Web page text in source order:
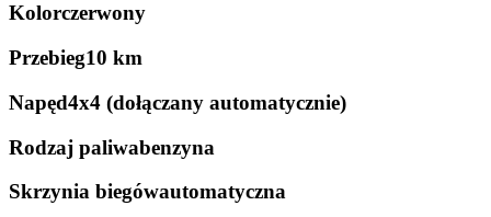
Kolorczerwony
Przebieg10 km
Napęd4x4 (dołączany automatycznie)
Rodzaj paliwabenzyna
Skrzynia biegówautomatyczna